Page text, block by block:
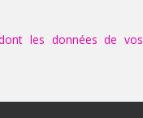
les données de vos